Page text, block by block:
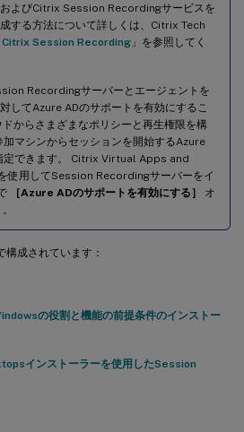
よびCitrix Session Recordingサービスを
する方法について詳しくは、Citrix Tech
Citrix Session Recording 」を参照してく
Recordingサーバーとエージェントを
してAzure ADのサポートを有効にするこ
からさまざまなポリシーと再生権限を構
マシンからセッションを開始するAzure
定できます。 Citrix Virtual Apps and
使用してSession Recordingサーバーをイ
［Azure ADのサポートを有効にする］
オ
。
構成されています：
の役割と機能の前提条件のインストー
インストーラーを使用したSession
またはAWS RDSでのSession
インストール
へのオンプレミスデータベース
からオンプレミスデータベースへ
移行
でのSession Recordingデータベースの
でのSession Recordingデータベースの
ル
ーをCitrix Analytics for Securityに接続
る